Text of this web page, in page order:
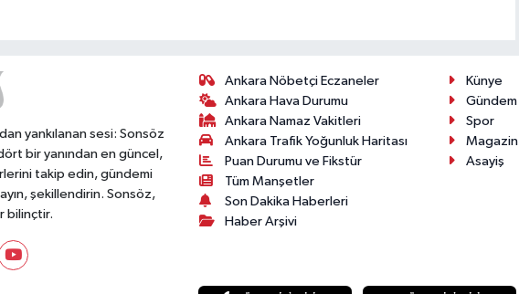
yankılanan sesi: Sonsöz
bir yanından en güncel,
takip edin, gündemi
şekillendirin. Sonsöz,
bilinçtir.
Ankara Nöbetçi Eczaneler
Ankara Hava Durumu
Ankara Namaz Vakitleri
Ankara Trafik Yoğunluk Haritası
Puan Durumu ve Fikstür
Tüm Manşetler
Son Dakika Haberleri
Haber Arşivi
Künye
Gündem
Spor
Magazin
Asayiş